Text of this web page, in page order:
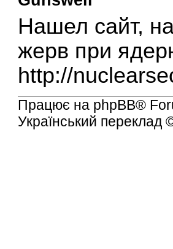
Нашел сайт,
жерв при
http://
Працює на phpBB®
Український